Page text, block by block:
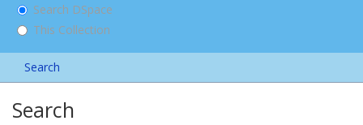
Search DSpace
This Collection
Search
Search